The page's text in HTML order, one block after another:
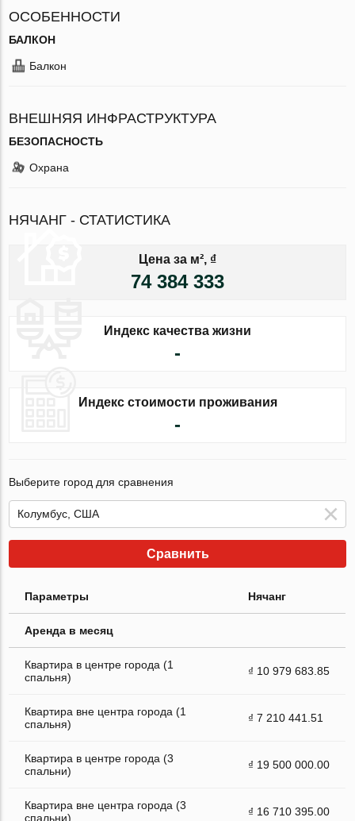
ОСОБЕННОСТИ
БАЛКОН
Балкон
ВНЕШНЯЯ ИНФРАСТРУКТУРА
БЕЗОПАСНОСТЬ
Охрана
НЯЧАНГ - СТАТИСТИКА
Цена за м², ₫
74 384 333
Индекс качества жизни
-
Индекс стоимости проживания
-
Выберите город для сравнения
Сравнить
Параметры Нячанг
Аренда в месяц
Квартира в центре города (1
спальня)
₫ 10 979 683.85
Квартира вне центра города (1
спальня)
₫ 7 210 441.51
Квартира в центре города (3
спальни)
₫ 19 500 000.00
Квартира вне центра города (3
спальни)
₫ 16 710 395.00